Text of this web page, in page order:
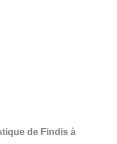
de Findis à